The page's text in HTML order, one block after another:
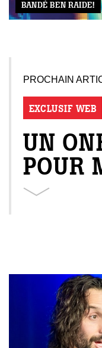
BANDÉ BEN RAIDE!
PROCHAIN
EXCLUSIF WEB
UN
POUR